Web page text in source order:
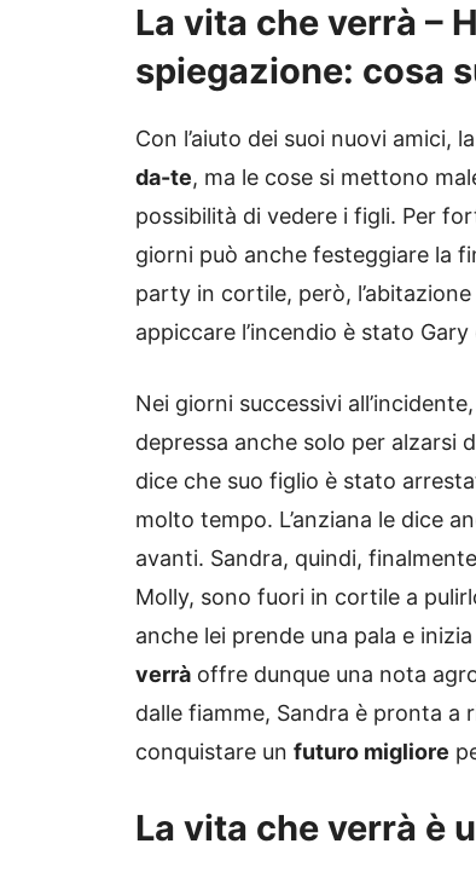
La vita che verrà –
spiegazione: cosa
Con l’aiuto dei suoi nuovi amici,
da-te, ma le cose si mettono
possibilità di vedere i figli. Per
giorni può anche festeggiare la
party in cortile, però,
appiccare l’incendio è stato
Nei giorni successivi
depressa anche solo per alzarsi
dice che suo figlio è stato
molto tempo. L’anziana le dice
avanti. Sandra, quindi,
Molly, sono fuori in cortile a
anche lei prende una pala e
verrà offre dunque una nota
dalle fiamme, Sandra è pronta a
conquistare un futuro migliore
La vita che verrà è